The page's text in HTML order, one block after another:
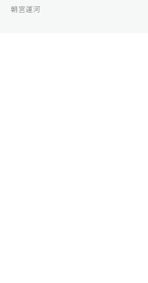
朝宮運河